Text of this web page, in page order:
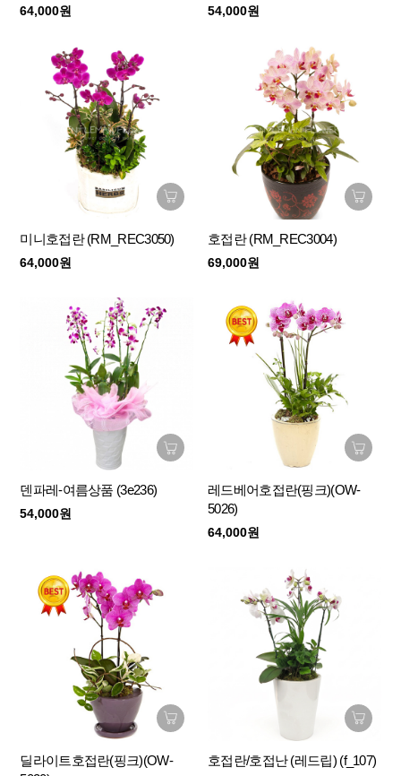
64,000원 54,000원
미니호접란 (RM_REC3050)
64,000원
호접란 (RM_REC3004)
69,000원
덴파레-여름상품 (3e236)
54,000원
레드베어호접란(핑크)(OW-
5026)
64,000원
딜라이트호접란(핑크)(OW-
호접란/호접난 (레드립) (f_107)